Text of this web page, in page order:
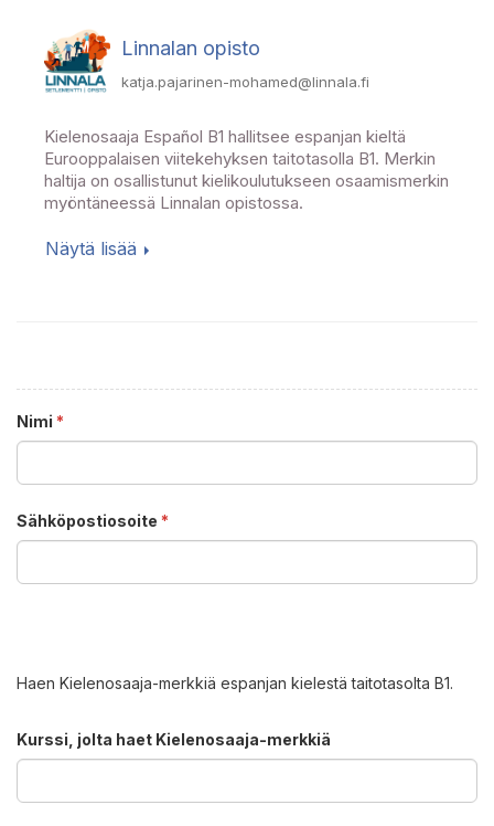
Linnalan opisto
katja.pajarinen-mohamed@linnala.fi
Kielenosaaja Español B1 hallitsee espanjan kieltä
Eurooppalaisen viitekehyksen taitotasolla B1. Merkin
haltija on osallistunut kielikoulutukseen osaamismerkin
myöntäneessä Linnalan opistossa.
Näytä lisää
Nimi *
Sähköpostiosoite *
Haen Kielenosaaja-merkkiä espanjan kielestä taitotasolta B1.
Kurssi, jolta haet Kielenosaaja-merkkiä